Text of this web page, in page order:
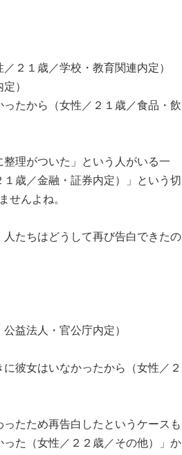
２１歳／学校・教育関連内定）
）
たから（女性／２１歳／食品・飲
理がついた」という人がいる一
歳／金融・証券内定）」という切
せんよね。
たちはどうして再び告白できたの
益法人・官公庁内定）
彼女はいなかったから（女性／２
たため再告白したというケースも
た（女性／２２歳／その他）」か